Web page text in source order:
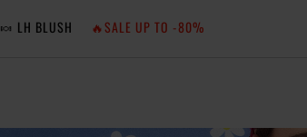
🍬 LH BLUSH 🔥SALE UP TO -80%